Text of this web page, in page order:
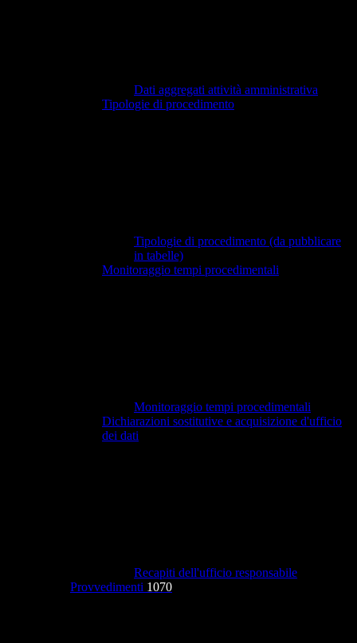
Dati aggregati attività amministrativa
Tipologie di procedimento
Tipologie di procedimento (da pubblicare
in tabelle)
Monitoraggio tempi procedimentali
Monitoraggio tempi procedimentali
Dichiarazioni sostitutive e acquisizione d'ufficio
dei dati
Recapiti dell'ufficio responsabile
Provvedimenti 1070